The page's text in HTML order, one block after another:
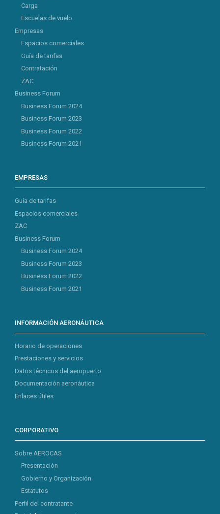
Carga
Escuelas de vuelo
Empresas
Espacios comerciales
Guía de tarifas
Contratación
ZAC
Business Forum
Business Forum 2024
Business Forum 2023
Business Forum 2022
Business Forum 2021
EMPRESAS
Guía de tarifas
Espacios comerciales
ZAC
Business Forum
Business Forum 2024
Business Forum 2023
Business Forum 2022
Business Forum 2021
INFORMACIÓN AERONÁUTICA
Horario de operaciones
Prestaciones y servicios
Datos técnicos del aeropuerto
Documentación aeronáutica
Enlaces útiles
CORPORATIVO
Sobre AEROCAS
Presentación
Gobierno y Organización
Estatutos
Perfil del contratante